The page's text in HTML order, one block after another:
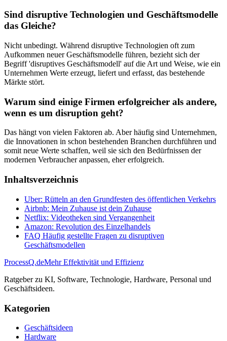
Sind disruptive Technologien und Geschäftsmodelle
das Gleiche?
Nicht unbedingt. Während disruptive Technologien oft zum
Aufkommen neuer Geschäftsmodelle führen, bezieht sich der
Begriff 'disruptives Geschäftsmodell' auf die Art und Weise, wie ein
Unternehmen Werte erzeugt, liefert und erfasst, das bestehende
Märkte stört.
Warum sind einige Firmen erfolgreicher als andere,
wenn es um disruption geht?
Das hängt von vielen Faktoren ab. Aber häufig sind Unternehmen,
die Innovationen in schon bestehenden Branchen durchführen und
somit neue Werte schaffen, weil sie sich den Bedürfnissen der
modernen Verbraucher anpassen, eher erfolgreich.
Inhaltsverzeichnis
Uber: Rütteln an den Grundfesten des öffentlichen Verkehrs
Airbnb: Mein Zuhause ist dein Zuhause
Netflix: Videotheken sind Vergangenheit
Amazon: Revolution des Einzelhandels
FAQ Häufig gestellte Fragen zu disruptiven
Geschäftsmodellen
ProcessQ.deMehr Effektivität und Effizienz
Ratgeber zu KI, Software, Technologie, Hardware, Personal und
Geschäftsideen.
Kategorien
Geschäftsideen
Hardware